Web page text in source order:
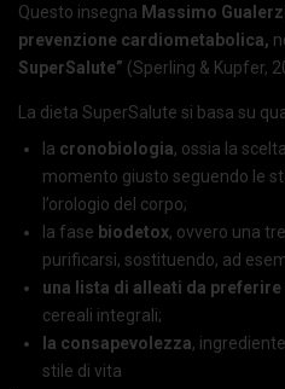
Questo insegna Massimo
prevenzione cardiometabolica,
SuperSalute” (Sperling & Kupfer,
La dieta SuperSalute si basa su
la cronobiologia, ossia la
momento giusto seguendo le
l’orologio del corpo;
la fase biodetox, ovvero una
purificarsi, sostituendo, ad
una lista di alleati da preferire
cereali integrali;
la consapevolezza,
stile di vita